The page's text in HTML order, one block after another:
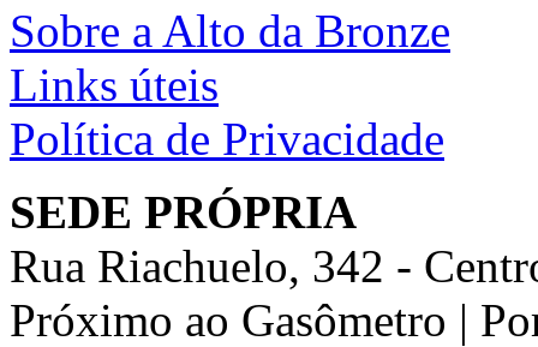
Sobre a Alto da Bronze
Links úteis
Política de Privacidade
SEDE PRÓPRIA
Rua Riachuelo, 342 -
Próximo ao Gasômetro |